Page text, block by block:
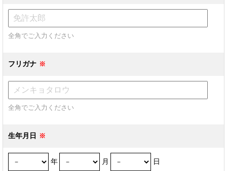
全角でご入力ください
フリガナ
全角でご入力ください
生年月日
年 月 日